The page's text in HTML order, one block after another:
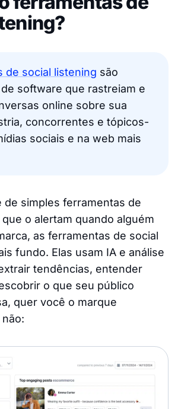
de social listening são
software que rastreiam e
online sobre sua
concorrentes e tópicos-
sociais e na web mais
de simples ferramentas de
o alertam quando alguém
as ferramentas de social
fundo. Elas usam IA e análise
tendências, entender
o que seu público
quer você o marque